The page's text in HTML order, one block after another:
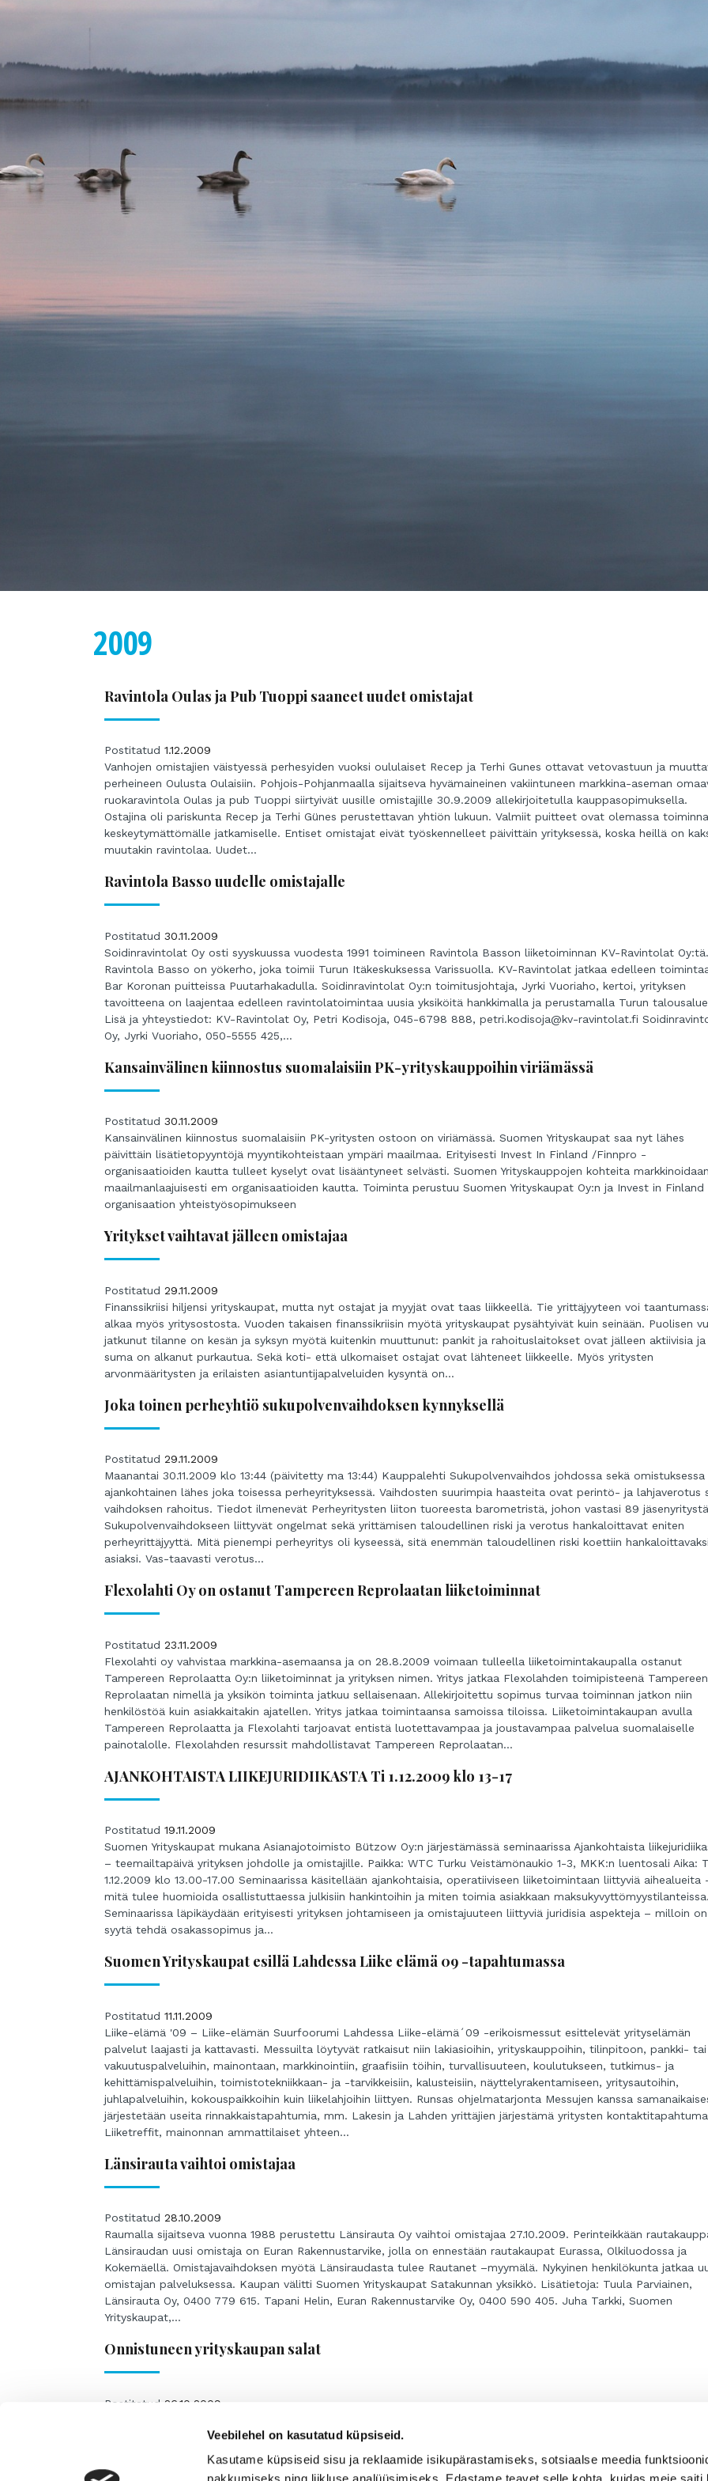
Veebilehel on kasutatud küpsiseid.
Kasutame küpsiseid sisu ja reklaamide isikupärastamiseks, sotsiaalse meedia
2009
Ravintola Oulas ja Pub Tuoppi saaneet uudet omistajat
Postitatud 1.12.2009
Vanhojen omistajien väistyessä perhesyiden vuoksi oululaiset Recep ja Terhi Gunes ottavat vetovastuun ja
perheineen Oulusta Oulaisiin. Pohjois-Pohjanmaalla sijaitseva hyvämaineinen vakiintuneen markkina-aseman
ruokaravintola Oulas ja pub Tuoppi siirtyivät uusille omistajille 30.9.2009 allekirjoitetulla kauppasopimuksella.
Ostajina oli pariskunta Recep ja Terhi Günes perustettavan yhtiön lukuun. Valmiit puitteet ovat olemassa
keskeytymättömälle jatkamiselle. Entiset omistajat eivät työskennelleet päivittäin yrityksessä, koska heillä on
muutakin ravintolaa. Uudet...
Ravintola Basso uudelle omistajalle
Postitatud 30.11.2009
Soidinravintolat Oy osti syyskuussa vuodesta 1991 toimineen Ravintola Basson liiketoiminnan KV-Ravintolat Oy:tä.
Ravintola Basso on yökerho, joka toimii Turun Itäkeskuksessa Varissuolla. KV-Ravintolat jatkaa edelleen
Bar Koronan puitteissa Puutarhakadulla. Soidinravintolat Oy:n toimitusjohtaja, Jyrki Vuoriaho, kertoi, yrityksen
tavoitteena on laajentaa edelleen ravintolatoimintaa uusia yksiköitä hankkimalla ja perustamalla Turun
Lisä ja yhteystiedot: KV-Ravintolat Oy, Petri Kodisoja, 045-6798 888, petri.kodisoja@kv-ravintolat.fi
Oy, Jyrki Vuoriaho, 050-5555 425,...
Kansainvälinen kiinnostus suomalaisiin PK-yrityskauppoihin viriämässä
Postitatud 30.11.2009
Kansainvälinen kiinnostus suomalaisiin PK-yritysten ostoon on viriämässä. Suomen Yrityskaupat saa nyt lähes
päivittäin lisätietopyyntöjä myyntikohteistaan ympäri maailmaa. Erityisesti Invest In Finland /Finnpro -
organisaatioiden kautta tulleet kyselyt ovat lisääntyneet selvästi. Suomen Yrityskauppojen kohteita markkinoidaan
maailmanlaajuisesti em organisaatioiden kautta. Toiminta perustuu Suomen Yrityskaupat Oy:n ja Invest in Finland
organisaation yhteistyösopimukseen
Yritykset vaihtavat jälleen omistajaa
Postitatud 29.11.2009
Finanssikriisi hiljensi yrityskaupat, mutta nyt ostajat ja myyjät ovat taas liikkeellä. Tie yrittäjyyteen voi
alkaa myös yritysostosta. Vuoden takaisen finanssikriisin myötä yrityskaupat pysähtyivät kuin seinään. Puolisen
jatkunut tilanne on kesän ja syksyn myötä kuitenkin muuttunut: pankit ja rahoituslaitokset ovat jälleen aktiivisia ja
suma on alkanut purkautua. Sekä koti- että ulkomaiset ostajat ovat lähteneet liikkeelle. Myös yritysten
arvonmääritysten ja erilaisten asiantuntijapalveluiden kysyntä on...
Joka toinen perheyhtiö sukupolvenvaihdoksen kynnyksellä
Postitatud 29.11.2009
Maanantai 30.11.2009 klo 13:44 (päivitetty ma 13:44) Kauppalehti Sukupolvenvaihdos johdossa sekä omistuksessa
ajankohtainen lähes joka toisessa perheyrityksessä. Vaihdosten suurimpia haasteita ovat perintö- ja lahjaverotus
vaihdoksen rahoitus. Tiedot ilmenevät Perheyritysten liiton tuoreesta barometristä, johon vastasi 89
Sukupolvenvaihdokseen liittyvät ongelmat sekä yrittämisen taloudellinen riski ja verotus hankaloittavat eniten
perheyrittäjyyttä. Mitä pienempi perheyritys oli kyseessä, sitä enemmän taloudellinen riski koettiin hankaloittavaksi
asiaksi. Vas-taavasti verotus...
Flexolahti Oy on ostanut Tampereen Reprolaatan liiketoiminnat
Postitatud 23.11.2009
Flexolahti oy vahvistaa markkina-asemaansa ja on 28.8.2009 voimaan tulleella liiketoimintakaupalla ostanut
Tampereen Reprolaatta Oy:n liiketoiminnat ja yrityksen nimen. Yritys jatkaa Flexolahden toimipisteenä Tampereen
Reprolaatan nimellä ja yksikön toiminta jatkuu sellaisenaan. Allekirjoitettu sopimus turvaa toiminnan jatkon niin
henkilöstöä kuin asiakkaitakin ajatellen. Yritys jatkaa toimintaansa samoissa tiloissa. Liiketoimintakaupan avulla
Tampereen Reprolaatta ja Flexolahti tarjoavat entistä luotettavampaa ja joustavampaa palvelua suomalaiselle
painotalolle. Flexolahden resurssit mahdollistavat Tampereen Reprolaatan...
AJANKOHTAISTA LIIKEJURIDIIKASTA Ti 1.12.2009 klo 13-17
Postitatud 19.11.2009
Suomen Yrityskaupat mukana Asianajotoimisto Bützow Oy:n järjestämässä seminaarissa Ajankohtaista
– teemailtapäivä yrityksen johdolle ja omistajille. Paikka: WTC Turku Veistämönaukio 1-3, MKK:n luentosali Aika:
1.12.2009 klo 13.00-17.00 Seminaarissa käsitellään ajankohtaisia, operatiiviseen liiketoimintaan liittyviä aihealueita
mitä tulee huomioida osallistuttaessa julkisiin hankintoihin ja miten toimia asiakkaan maksukyvyttömyystilanteissa.
Seminaarissa läpikäydään erityisesti yrityksen johtamiseen ja omistajuuteen liittyviä juridisia aspekteja – milloin on
syytä tehdä osakassopimus ja...
Suomen Yrityskaupat esillä Lahdessa Liike elämä 09 -tapahtumassa
Postitatud 11.11.2009
Liike-elämä '09 – Liike-elämän Suurfoorumi Lahdessa Liike-elämä´09 -erikoismessut esittelevät yrityselämän
palvelut laajasti ja kattavasti. Messuilta löytyvät ratkaisut niin lakiasioihin, yrityskauppoihin, tilinpitoon, pankki- tai
vakuutuspalveluihin, mainontaan, markkinointiin, graafisiin töihin, turvallisuuteen, koulutukseen, tutkimus- ja
kehittämispalveluihin, toimistotekniikkaan- ja -tarvikkeisiin, kalusteisiin, näyttelyrakentamiseen, yritysautoihin,
juhlapalveluihin, kokouspaikkoihin kuin liikelahjoihin liittyen. Runsas ohjelmatarjonta Messujen kanssa
järjestetään useita rinnakkaistapahtumia, mm. Lakesin ja Lahden yrittäjien järjestämä yritysten kontaktitapahtuma
Liiketreffit, mainonnan ammattilaiset yhteen...
Länsirauta vaihtoi omistajaa
Postitatud 28.10.2009
Raumalla sijaitseva vuonna 1988 perustettu Länsirauta Oy vaihtoi omistajaa 27.10.2009. Perinteikkään
Länsiraudan uusi omistaja on Euran Rakennustarvike, jolla on ennestään rautakaupat Eurassa, Olkiluodossa ja
Kokemäellä. Omistajavaihdoksen myötä Länsiraudasta tulee Rautanet –myymälä. Nykyinen henkilökunta jatkaa
omistajan palveluksessa. Kaupan välitti Suomen Yrityskaupat Satakunnan yksikkö. Lisätietoja: Tuula Parviainen,
Länsirauta Oy, 0400 779 615. Tapani Helin, Euran Rakennustarvike Oy, 0400 590 405. Juha Tarkki, Suomen
Yrityskaupat,...
Onnistuneen yrityskaupan salat
Postitatud 26.10.2009
hyvän ja turvallisen kaupan kaikille osapuolille. – Työmme on kuin myisi vanhaa mittatilauspaitaa ja pitäisi löytää
jolle se istuu. Harva yritys sopii toiselle sellaisenaan, vaan räätälöintiä tarvitaan, luonnehtii yritysvälityksen
ammattilainen Juha Rantanen. Yrityksen myyminen tulee tyypillisesti yrittäjän eteen kerran elämässä. Omistajalle